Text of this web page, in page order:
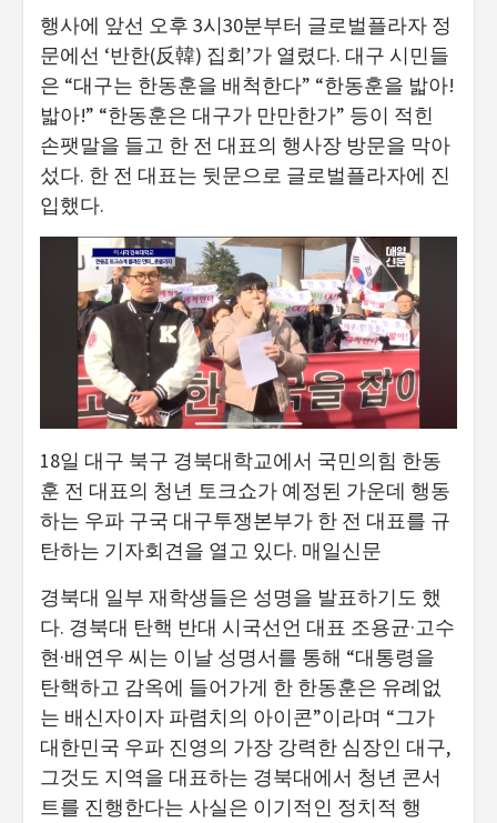
행사에 앞선 오후 3시30분부터 글로벌플라자 정
문에선 ‘반한(反韓) 집회’가 열렸다. 대구 시민들
은 “대구는 한동훈을 배척한다” “한동훈을 밟아!
밟아!” “한동훈은 대구가 만만한가” 등이 적힌
손팻말을 들고 한 전 대표의 행사장 방문을 막아
섰다. 한 전 대표는 뒷문으로 글로벌플라자에 진
입했다.
18일 대구 북구 경북대학교에서 국민의힘 한동
훈 전 대표의 청년 토크쇼가 예정된 가운데 행동
하는 우파 구국 대구투쟁본부가 한 전 대표를 규
탄하는 기자회견을 열고 있다. 매일신문
경북대 일부 재학생들은 성명을 발표하기도 했
다. 경북대 탄핵 반대 시국선언 대표 조용균·고수
현·배연우 씨는 이날 성명서를 통해 “대통령을
탄핵하고 감옥에 들어가게 한 한동훈은 유례없
는 배신자이자 파렴치의 아이콘”이라며 “그가
대한민국 우파 진영의 가장 강력한 심장인 대구,
그것도 지역을 대표하는 경북대에서 청년 콘서
트를 진행한다는 사실은 이기적인 정치적 행